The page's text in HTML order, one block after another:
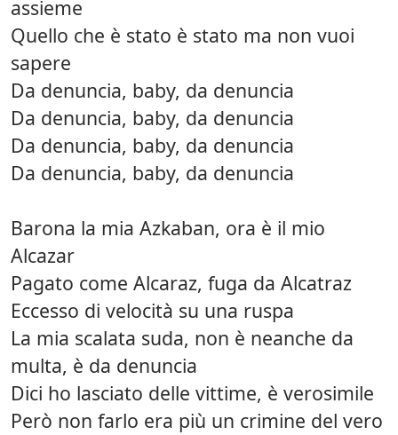
assieme
Quello che è stato è stato ma non vuoi
sapere
Da denuncia, baby, da denuncia
Da denuncia, baby, da denuncia
Da denuncia, baby, da denuncia
Da denuncia, baby, da denuncia
Barona la mia Azkaban, ora è il mio
Alcazar
Pagato come Alcaraz, fuga da Alcatraz
Eccesso di velocità su una ruspa
La mia scalata suda, non è neanche da
multa, è da denuncia
Dici ho lasciato delle vittime, è verosimile
Però non farlo era più un crimine del vero